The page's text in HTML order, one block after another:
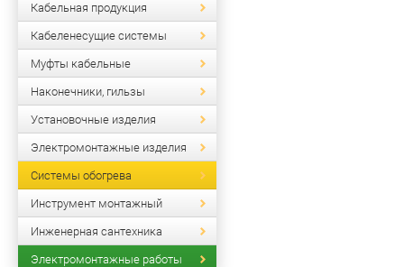
Кабельная продукция
Кабеленесущие системы
Муфты кабельные
Наконечники, гильзы
Установочные изделия
Электромонтажные изделия
Системы обогрева
Инструмент монтажный
Инженерная сантехника
Электромонтажные работы